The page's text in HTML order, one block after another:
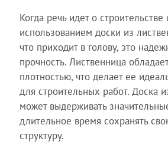
Когда речь идет о строительстве
использованием доски из
что приходит в голову, это
прочность. Лиственница
плотностью, что делает ее
для строительных работ. Доска
может выдерживать
длительное время сохранять
структуру.